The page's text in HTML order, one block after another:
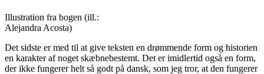
Illustration fra bogen (ill.:
Alejandra Acosta)
Det sidste er med til at give teksten en drømmende form og historien
en karakter af noget skæbnebestemt. Det er imidlertid også en form,
der ikke fungerer helt så godt på dansk, som jeg tror, at den fungerer